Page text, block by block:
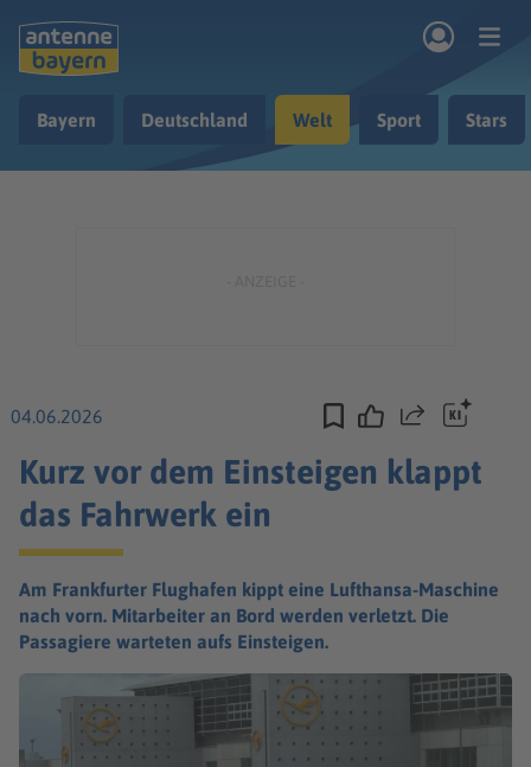
Nachrichten
Bayern Deutschland Welt Sport Stars
04.06.2026 Teilen
Kurz vor dem Einsteigen klappt
das Fahrwerk ein
Am Frankfurter Flughafen kippt eine Lufthansa-Maschine
nach vorn. Mitarbeiter an Bord werden verletzt. Die
Passagiere warteten aufs Einsteigen.